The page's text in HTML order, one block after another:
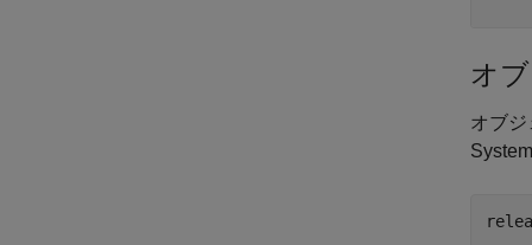
オ
オブジ